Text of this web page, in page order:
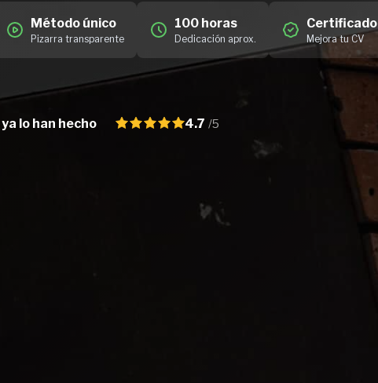
Método único
Pizarra transparente
100 horas
Dedicación aprox.
Certificado
Mejora tu CV
ya lo han hecho 4.7 /5